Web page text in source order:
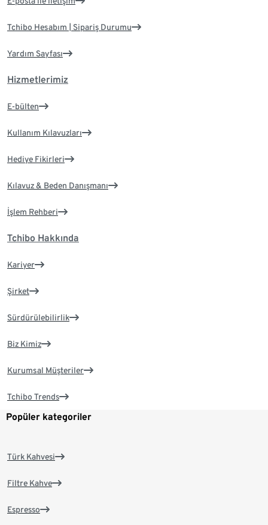
Tchibo Hesabım | Sipariş Durumu
Yardım Sayfası
Hizmetlerimiz
E-bülten
Kullanım Kılavuzları
Hediye Fikirleri
Kılavuz & Beden Danışmanı
İşlem Rehberi
Tchibo Hakkında
Kariyer
Şirket
Sürdürülebilirlik
Biz Kimiz
Kurumsal Müşteriler
Tchibo Trends
Popüler kategoriler
Türk Kahvesi
Filtre Kahve
Espresso